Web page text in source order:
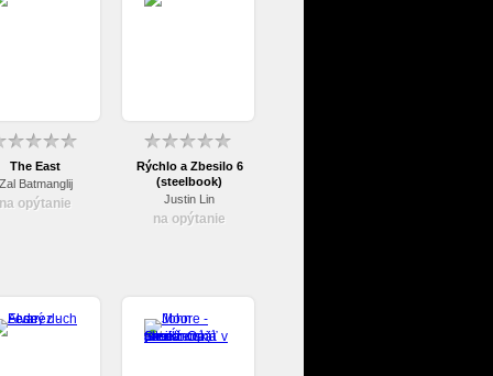
The East
Zal Batmanglij
na opýtanie
Rýchlo a Zbesilo 6
(steelbook)
Justin Lin
na opýtanie